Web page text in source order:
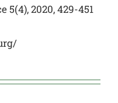
5(4), 2020, 429-451